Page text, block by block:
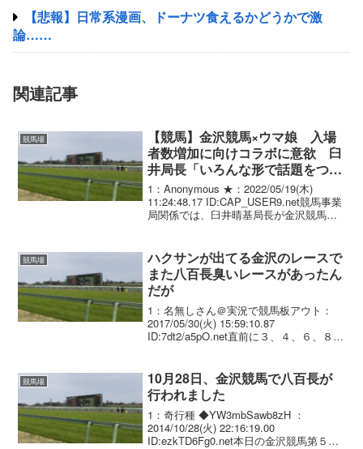
【悲報】日常系漫画、ドーナツ食えるかどうかで激
論……
関連記事
競馬場
【競馬】金沢競馬×ウマ娘 入場
者数増加に向けコラボに意欲 臼
井局長「いろんな形で話題をつく
ることが必要」
1：Anonymous ★：2022/05/19(木)
11:24:48.17 ID:CAP_USER9.net競馬事業
局関係では、臼井晴基局長が金沢競馬の
「ウマ娘」との...
競馬場
ハクサンが出てる金沢のレースで
また八百長臭いレースがあったん
だが
1：名無しさん＠実況で競馬板アウト：
2017/05/30(火) 15:59:10.87
ID:7dt2/a5pO.net直前に３、４、６、８の
競馬場
10月28日、金沢競馬で八百長が
行われました
1：奇行種 ◆YW3mbSawb8zH ：
2014/10/28(火) 22:16:19.00
ID:ezkTD6Fg0.net本日の金沢競馬第５レ